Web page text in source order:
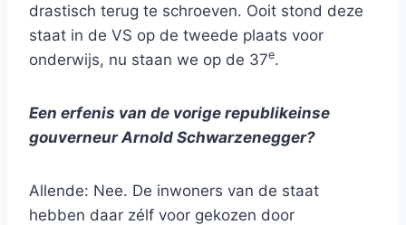
drastisch terug te schroeven. Ooit stond deze
staat in de VS op de tweede plaats voor
onderwijs, nu staan we op de 37e.
Een erfenis van de vorige republikeinse
gouverneur Arnold Schwarzenegger?
Allende: Nee. De inwoners van de staat
hebben daar zélf voor gekozen door